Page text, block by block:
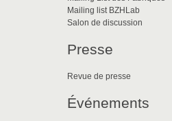
Mailing list BZHLab
Salon de discussion
Presse
Revue de presse
Événements